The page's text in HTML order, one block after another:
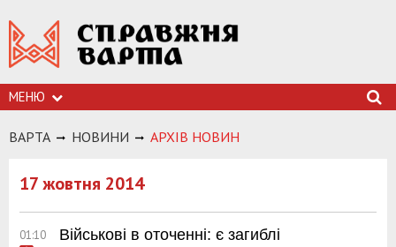
МЕНЮ
ВАРТА НОВИНИ АРХIВ НОВИН
17 жовтня 2014
01:10 Військові в оточенні: є загиблі